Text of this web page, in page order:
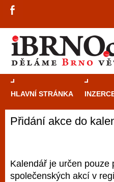
HLAVNÍ STRÁNKA
Přidání akce do
Kalendář je určen
společenských akcí v